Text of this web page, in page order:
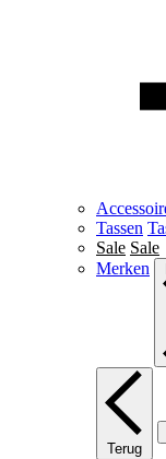
Tassen
Sale Sale
Merken
Terug